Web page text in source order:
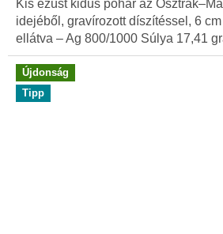
Kis ezüst kidus pohár az
idejéből, gravírozott díszítéssel, 6
ellátva – Ag 800/1000 Súlya 17,41
Újdonság
Tipp